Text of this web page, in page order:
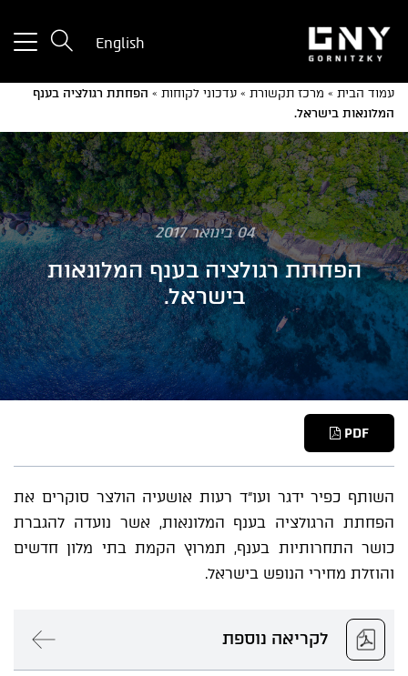
a
English
עמוד הבית » מרכז תקשורת » עדכוני לקוחות » הפחתת רגולציה בענף
המלונאות בישראל.
04 בינואר 2017
הפחתת רגולציה בענף המלונאות
בישראל.
PDF
השותף כפיר ידגר ועו"ד רעות אושעיה הולצר סוקרים את
הפחתת הרגולציה בענף המלונאות, אשר נועדה להגברת
כושר התחרותיות בענף, תמרוץ הקמת בתי מלון חדשים
והוזלת מחירי הנופש בישראל.
לקריאה נוספת